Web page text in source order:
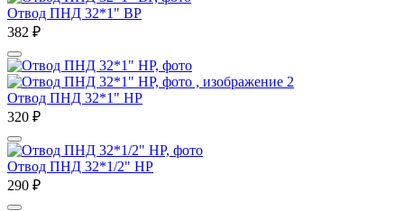
Отвод ПНД 32*1" ВР
382 ₽
Отвод ПНД 32*1" НР
320 ₽
Отвод ПНД 32*1/2" НР
290 ₽